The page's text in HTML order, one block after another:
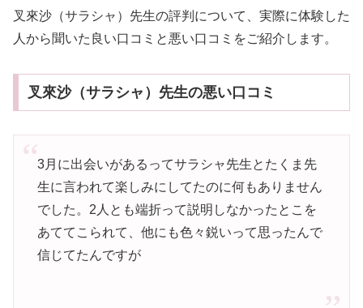
叉來沙（サラシャ）先生の評判について、実際に体験した
人から聞いた良い口コミと悪い口コミをご紹介します。
叉來沙（サラシャ）先生の悪い口コミ
3月に出会いがあるってサラシャ先生とたくま先
生に言われて楽しみにしてたのに何もありません
でした。2人とも端折って説明しなかったとこを
あててこられて、他にも色々鋭いって思ったんで
信じてたんですが